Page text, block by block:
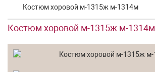
Костюм хоровой м-1315ж м-1314м
Костюм хоровой м-1315ж м-1314м